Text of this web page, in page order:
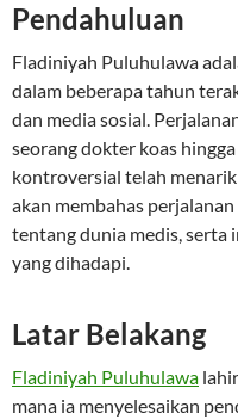
Pendahuluan
Fladiniyah Puluhulawa
dalam beberapa tahun
dan media sosial.
seorang dokter koas
kontroversial telah
akan membahas
tentang dunia medis, serta
yang dihadapi.
Latar Belakang
Fladiniyah Puluhulawa
mana ia menyelesaikan